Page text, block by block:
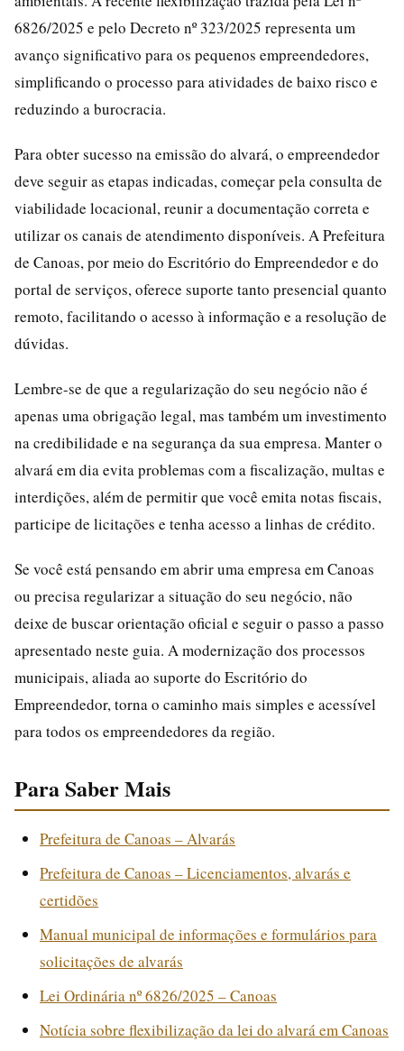
6826/2025 e pelo Decreto nº 323/2025 representa um
avanço significativo para os pequenos empreendedores,
simplificando o processo para atividades de baixo risco e
reduzindo a burocracia.
Para obter sucesso na emissão do alvará, o empreendedor
deve seguir as etapas indicadas, começar pela consulta de
viabilidade locacional, reunir a documentação correta e
utilizar os canais de atendimento disponíveis. A Prefeitura
de Canoas, por meio do Escritório do Empreendedor e do
portal de serviços, oferece suporte tanto presencial quanto
remoto, facilitando o acesso à informação e a resolução de
dúvidas.
Lembre-se de que a regularização do seu negócio não é
apenas uma obrigação legal, mas também um investimento
na credibilidade e na segurança da sua empresa. Manter o
alvará em dia evita problemas com a fiscalização, multas e
interdições, além de permitir que você emita notas fiscais,
participe de licitações e tenha acesso a linhas de crédito.
Se você está pensando em abrir uma empresa em Canoas
ou precisa regularizar a situação do seu negócio, não
deixe de buscar orientação oficial e seguir o passo a passo
apresentado neste guia. A modernização dos processos
municipais, aliada ao suporte do Escritório do
Empreendedor, torna o caminho mais simples e acessível
para todos os empreendedores da região.
Para Saber Mais
Prefeitura de Canoas – Alvarás
Prefeitura de Canoas – Licenciamentos, alvarás e
certidões
Manual municipal de informações e formulários para
solicitações de alvarás
Lei Ordinária nº 6826/2025 – Canoas
Notícia sobre flexibilização da lei do alvará em Canoas